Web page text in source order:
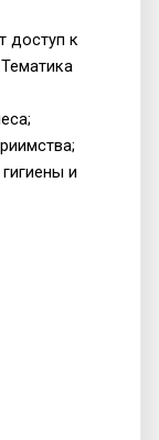
доступ к
и